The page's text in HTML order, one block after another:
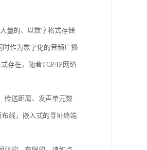
量的、以数字格式存储
时作为数字化的音频广播
存在，随着TCP/IP网络
传送距离、发声单元数
线，嵌入式的寻址终端